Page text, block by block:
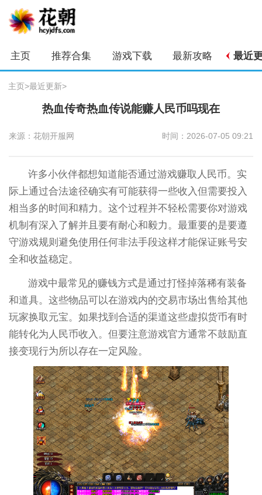
主页 推荐合集 游戏下载 最新攻略 最近
主页>最近更新>
热血传奇热血传说能赚人民币吗现在
来源：花朝开服网 时间：2026-07-05 09:21
许多小伙伴都想知道能否通过游戏赚取人民币。实
际上通过合法途径确实有可能获得一些收入但需要投入
相当多的时间和精力。这个过程并不轻松需要你对游戏
机制有深入了解并且要有耐心和毅力。最重要的是要遵
守游戏规则避免使用任何非法手段这样才能保证账号安
全和收益稳定。
游戏中最常见的赚钱方式是通过打怪掉落稀有装备
和道具。这些物品可以在游戏内的交易市场出售给其他
玩家换取元宝。如果找到合适的渠道这些虚拟货币有时
能转化为人民币收入。但要注意游戏官方通常不鼓励直
接变现行为所以存在一定风险。